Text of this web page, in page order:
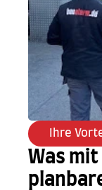
Ihre
Was